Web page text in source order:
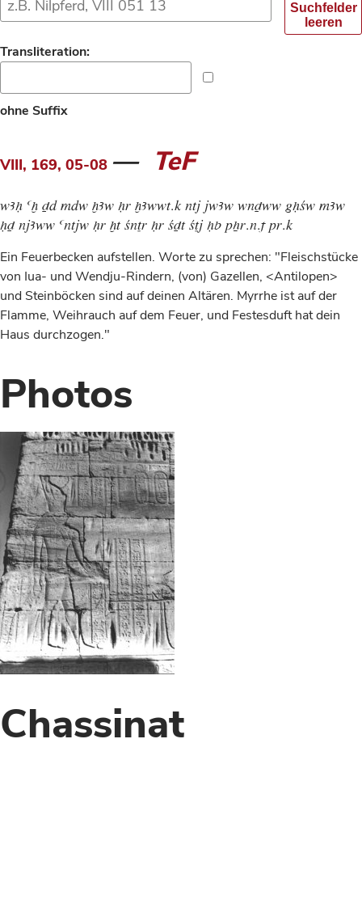
Transliteration:
ohne Suffix
Suchfelder
leeren
VIII, 169, 05-08 TeF
wAH ax Dd mdw xAw Hr xAwwt.k ntj jwAw wnDww gHcw mAw
HD njAww antjw Hr xt cnTr Hr cDt cTj Hb pXr.n.f pr.k
Ein Feuerbecken aufstellen. Worte zu sprechen: "Fleischstücke
von Iua- und Wendju-Rindern, (von) Gazellen, <Antilopen>
und Steinböcken sind auf deinen Altären. Myrrhe ist auf der
Flamme, Weihrauch auf dem Feuer, und Festesduft hat dein
Haus durchzogen."
Photos
Chassinat